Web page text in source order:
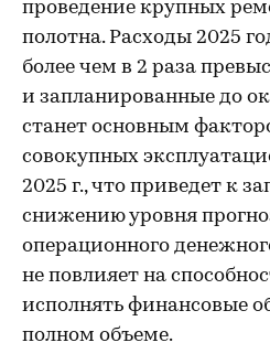
проведение крупных
полотна. Расходы 2025
более чем в 2 раза
и запланированные до
станет основным
совокупных
2025 г., что приведет к
снижению уровня
операционного
не повлияет на
исполнять финансовые
полном объеме.